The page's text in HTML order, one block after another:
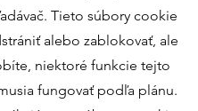
Tieto súbory cookie
alebo zablokovať, ale
niektoré funkcie tejto
fungovať podľa plánu.